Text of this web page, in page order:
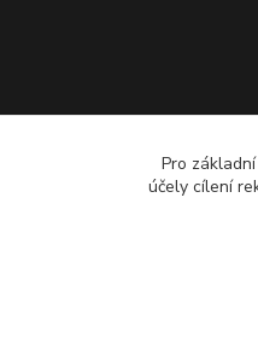
Pro
účely cílení